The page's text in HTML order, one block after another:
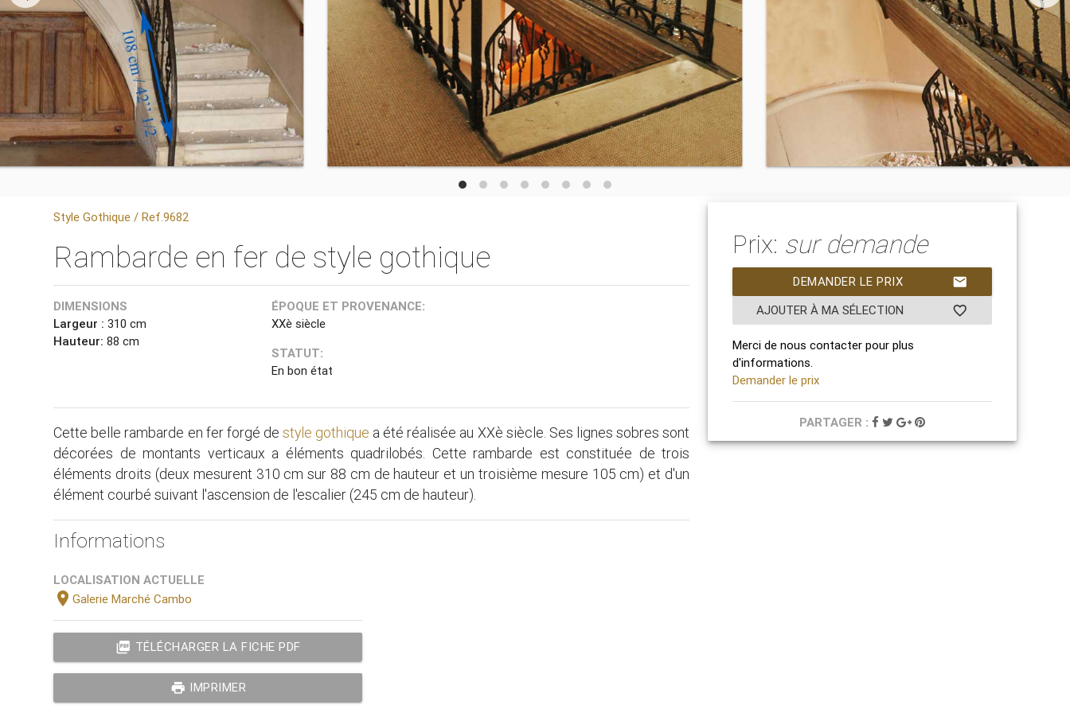
Style Gothique / Ref.9682
Rambarde en fer de style gothique
DIMENSIONS
Largeur : 310 cm
Hauteur: 88 cm
ÉPOQUE ET PROVENANCE:
XXè siècle
STATUT:
En bon état
Cette belle rambarde en fer forgé de style gothique a été réalisée au XXè siècle. Ses lignes sobres sont
décorées de montants verticaux a éléments quadrilobés. Cette rambarde est constituée de trois
éléments droits (deux mesurent 310 cm sur 88 cm de hauteur et un troisième mesure 105 cm) et d'un
élément courbé suivant l'ascension de l'escalier (245 cm de hauteur).
Informations
LOCALISATION ACTUELLE
location_onGalerie Marché Cambo
picture_as_pdf TÉLÉCHARGER LA FICHE PDF
print IMPRIMER
Prix: sur demande
mail
DEMANDER LE PRIX
favorite_border
AJOUTER À MA SÉLECTION
Merci de nous contacter pour plus
d'informations.
Demander le prix
PARTAGER :